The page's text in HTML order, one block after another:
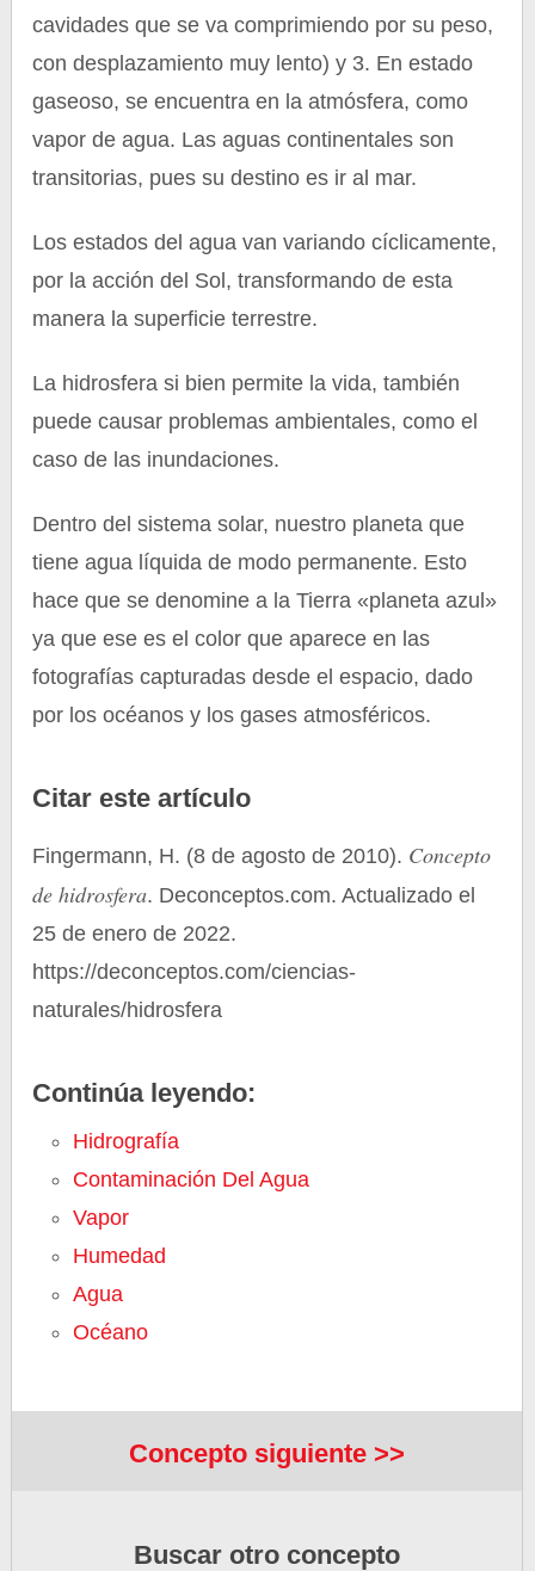
cavidades que se va comprimiendo por su peso,
con desplazamiento muy lento) y 3. En estado
gaseoso, se encuentra en la atmósfera, como
vapor de agua. Las aguas continentales son
transitorias, pues su destino es ir al mar.
Los estados del agua van variando cíclicamente,
por la acción del Sol, transformando de esta
manera la superficie terrestre.
La hidrosfera si bien permite la vida, también
puede causar problemas ambientales, como el
caso de las inundaciones.
Dentro del sistema solar, nuestro planeta que
tiene agua líquida de modo permanente. Esto
hace que se denomine a la Tierra «planeta azul»
ya que ese es el color que aparece en las
fotografías capturadas desde el espacio, dado
por los océanos y los gases atmosféricos.
Citar este artículo
Fingermann, H. (8 de agosto de 2010). Concepto
de hidrosfera. Deconceptos.com. Actualizado el
25 de enero de 2022.
https://deconceptos.com/ciencias-
naturales/hidrosfera
Continúa leyendo:
Hidrografía
Contaminación Del Agua
Vapor
Humedad
Agua
Océano
Concepto siguiente >>
Buscar otro concepto